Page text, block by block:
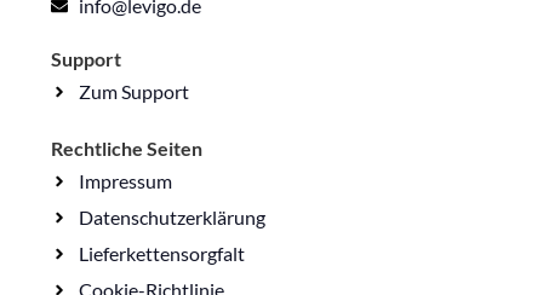
info@levigo.de
Support
Zum Support
Rechtliche Seiten
Impressum
Datenschutzerklärung
Lieferkettensorgfalt
Cookie-Richtlinie